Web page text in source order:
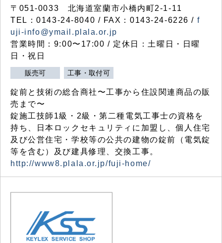
〒051-0033 北海道室蘭市小橋内町2-1-11
TEL：0143-24-8040 / FAX：0143-24-6226 / f
uji-info@ymail.plala.or.jp
営業時間：9:00〜17:00 / 定休日：土曜日・日曜
日・祝日
販売可 工事・取付可
錠前と技術の総合商社〜工事から住設関連商品の販
売まで〜
錠施工技師1級・2級・第二種電気工事士の資格を
持ち、日本ロックセキュリティに加盟し、個人住宅
及び公営住宅・学校等の公共の建物の錠前（電気錠
等を含む）及び建具修理、交換工事。
http://www8.plala.or.jp/fuji-home/